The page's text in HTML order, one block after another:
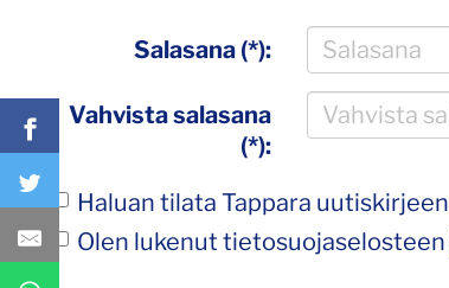
Salasana (*):
Vahvista salasana
(*):
Haluan tilata Tappara uutiskirjeen
Olen lukenut tietosuojaselosteen